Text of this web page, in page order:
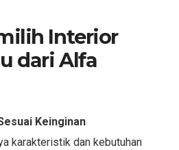
Interior
dari Alfa
Keinginan
karakteristik dan kebutuhan